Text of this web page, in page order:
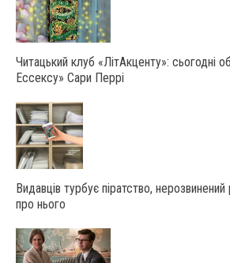
Читацький клуб «ЛітАкценту»: сьогодні
Ессексу» Сари Перрі
Видавців турбує піратство, нерозвинений
про нього